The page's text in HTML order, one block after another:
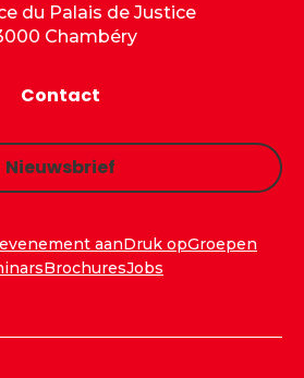
du Palais de Justice
Chambéry
Contact
Nieuwsbrief
aanDruk opGroepen
BrochuresJobs